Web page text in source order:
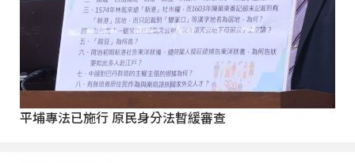
平埔專法已施行 原民身分法暫緩審查